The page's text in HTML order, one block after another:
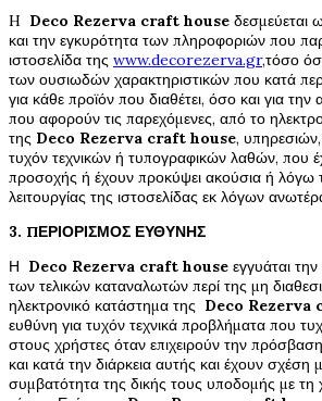
H Deco Rezerva craft house δεσμεύεται
και την εγκυρότητα των πληροφοριών που
ιστοσελίδα της www.decorezerva.gr,τόσο
των ουσιωδών χαρακτηριστικών που κατά
για κάθε προϊόν που διαθέτει, όσο και για την
που αφορούν τις παρεχόμενες, από το
της Deco Rezerva craft house,
τυχόν τεχνικών ή τυπογραφικών λαθών, που
προσοχής ή έχουν προκύψει ακούσια ή λόγω
λειτουργίας της ιστοσελίδας εκ λόγων
3. ΠΕΡΙΟΡΙΣΜΟΣ ΕΥΘΥΝΗΣ
Η Deco Rezerva craft house εγγυάται
των τελικών καταναλωτών περί της μη
ηλεκτρονικό κατάστημα της Deco Rezerva
ευθύνη για τυχόν τεχνικά προβλήματα που
στους χρήστες όταν επιχειρούν την
και κατά την διάρκεια αυτής και έχουν σχέση
συμβατότητα της δικής τους υποδομής με τη